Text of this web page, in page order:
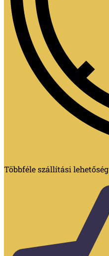
Többféle szállítási lehetőség